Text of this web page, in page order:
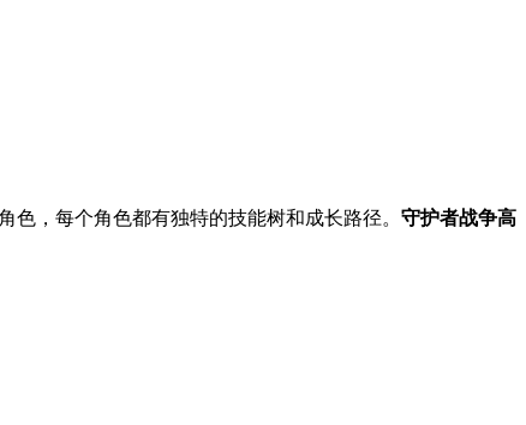
，每个角色都有独特的技能树和成长路径。 守护者战争高